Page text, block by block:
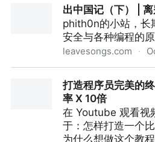
别坏人”的细节，很多都隐藏在
很关键，大家可以看看_图片_
出中国记（下） |
phith0n的小站，长
安全与各种编程的原
leavesongs.com ·
打造程序员完美的
率 X 10倍
在 Youtube 观看视
于：怎样打造一个
为什么想做这个教